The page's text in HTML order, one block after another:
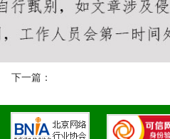
下一篇：